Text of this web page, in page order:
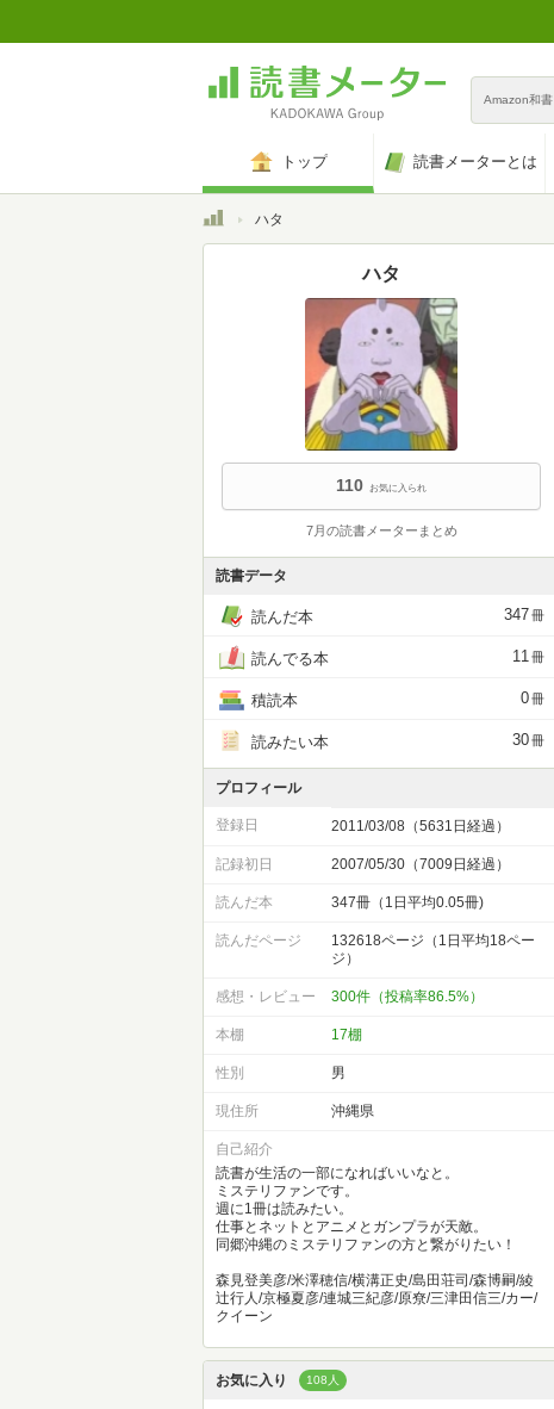
Amazon和書
トップ 読書メーターとは
トップハタ
ハタ
110 お気に入られ
7月の読書メーターまとめ
読書データ
読んだ本 347冊
読んでる本 11冊
積読本 0冊
読みたい本 30冊
プロフィール
登録日 2011/03/08（5631日経過）
記録初日 2007/05/30（7009日経過）
読んだ本 347冊（1日平均0.05冊)
読んだページ
132618ページ（1日平均18ペー
ジ）
感想・レビュー 300件（投稿率86.5%）
本棚 17棚
性別 男
現住所 沖縄県
自己紹介
読書が生活の一部になればいいなと。
ミステリファンです。
週に1冊は読みたい。
仕事とネットとアニメとガンプラが天敵。
同郷沖縄のミステリファンの方と繋がりたい！
森見登美彦/米澤穂信/横溝正史/島田荘司/森博嗣/綾
辻行人/京極夏彦/連城三紀彦/原尞/三津田信三/カー/
クイーン
お気に入り 108人